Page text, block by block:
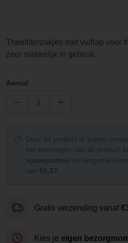
Theefilterzakjes met vulflap voor
zeer makkelijk in gebruik.
Aantal
Door dit product te kopen
het toevoegen van dit product
spaarpunten die omgezet
van €0,27
Gratis verzending vanaf
Kies je eigen